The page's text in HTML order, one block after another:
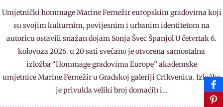
Umjetnički hommage Marine Fernežir europskim gradovima koji
su svojim kulturnim, povijesnim i urbanim identitetom na
autoricu ostavili snažan dojam Sonja Švec Španjol U četvrtak 6.
kolovoza 2026. u 20 sati svečano je otvorena samostalna
izložba “Hommage gradovima Europe” akademske
umjetnice Marine Fernežir u Gradskoj galeriji Crikvenica. Izložba
je privukla veliki broj domaćih i…